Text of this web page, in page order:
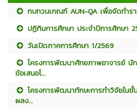
ทบทวนเกณฑ์ AUN-QA เพื่อจัดทำรา
ปฏิทินการศึกษา ประจำปีการศึกษา
วันเปิดภาคการศึกษา 1/2569
โครงการพัฒนาศักยภาพอาจารย์
ข้อเสนอโ...
โครงการพัฒนาทักษะการทำวิจัยใน
ผลง...